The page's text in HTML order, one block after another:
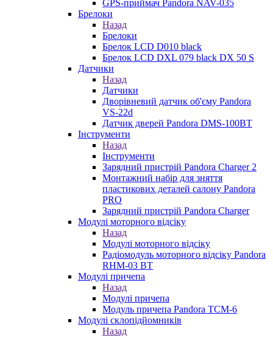
GPS-приймач Pandora NAV-035
Брелоки
Назад
Брелоки
Брелок LCD D010 black
Брелок LCD DXL 079 black DX 50 S
Датчики
Назад
Датчики
Дворівневий датчик об'єму Pandora
VS-22d
Датчик дверей Pandora DMS-100BT
Інструменти
Назад
Інструменти
Зарядний пристрій Pandora Charger 2
Монтажний набір для зняття
пластикових деталей салону Pandora
PRO
Зарядний пристрій Pandora Charger
Модулі моторного відсіку
Назад
Модулі моторного відсіку
Радіомодуль моторного відсіку Pandora
RHM-03 BT
Модулі причепа
Назад
Модулі причепа
Модуль причепа Pandora TCM-6
Модулі склопідйомників
Назад